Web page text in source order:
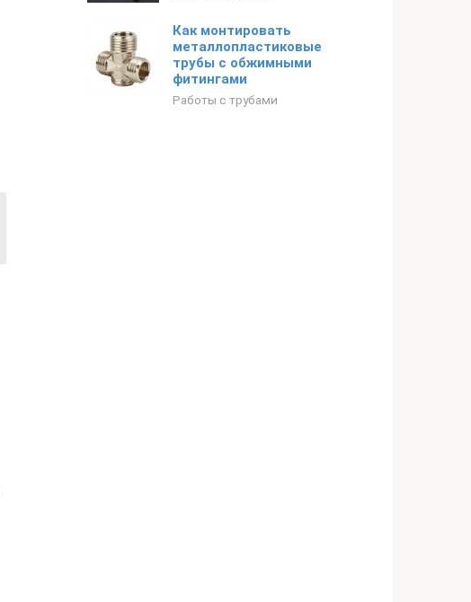
Как монтировать
металлопластиковые
трубы с обжимными
фитингами
Работы с трубами